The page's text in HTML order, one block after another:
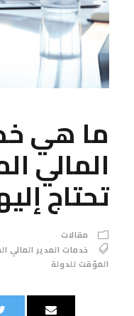
ما هي
المالي
تحتاج
مقالات
خدمات المدير المالي
المؤقت للدولة